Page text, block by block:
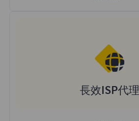
長效ISP代理